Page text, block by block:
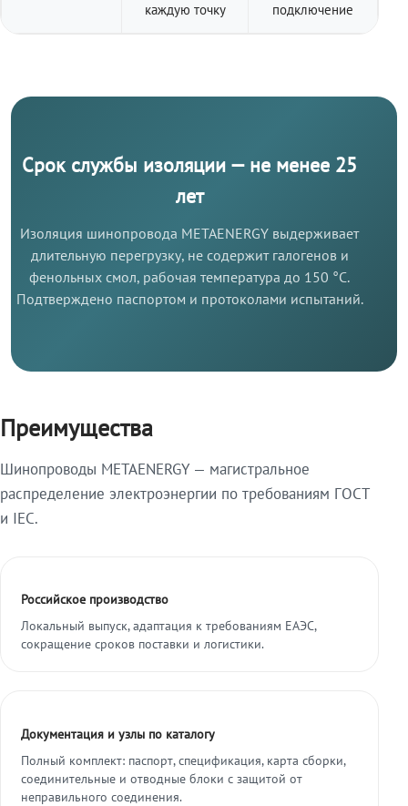
каждую точку
подключение
Срок службы изоляции — не менее 25
лет
Изоляция шинопровода METAENERGY выдерживает
длительную перегрузку, не содержит галогенов и
фенольных смол, рабочая температура до 150 °C.
Подтверждено паспортом и протоколами испытаний.
Преимущества
Шинопроводы METAENERGY — магистральное
распределение электроэнергии по требованиям ГОСТ
и IEC.
Российское производство
Локальный выпуск, адаптация к требованиям ЕАЭС,
сокращение сроков поставки и логистики.
Документация и узлы по каталогу
Полный комплект: паспорт, спецификация, карта сборки,
соединительные и отводные блоки с защитой от
неправильного соединения.